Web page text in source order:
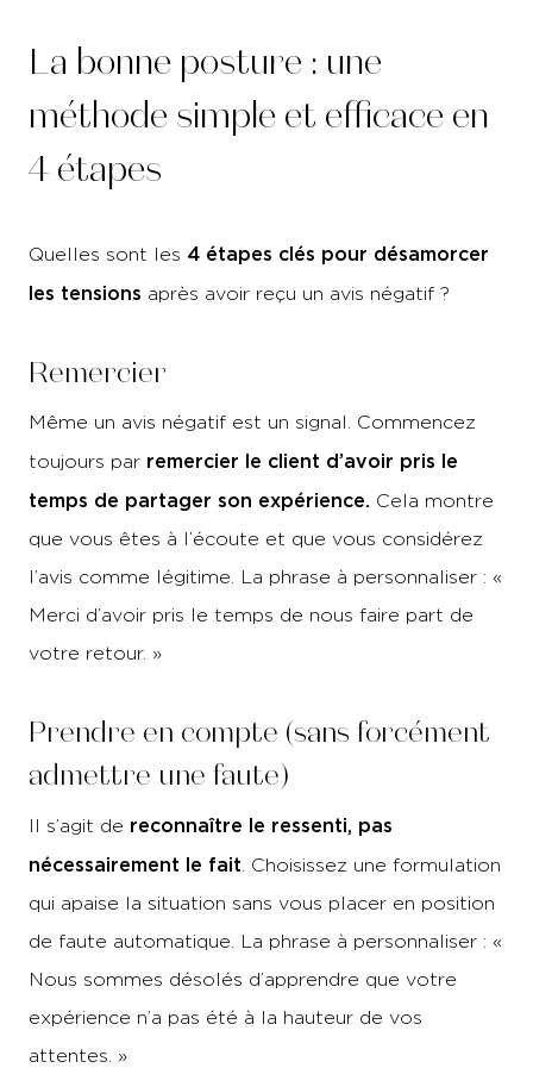
La bonne posture : une
méthode simple et efficace en
4 étapes
Quelles sont les 4 étapes clés pour désamorcer
les tensions après avoir reçu un avis négatif ?
Remercier
Même un avis négatif est un signal. Commencez
toujours par remercier le client d’avoir pris le
temps de partager son expérience. Cela montre
que vous êtes à l’écoute et que vous considérez
l’avis comme légitime. La phrase à personnaliser : «
Merci d’avoir pris le temps de nous faire part de
votre retour. »
Prendre en compte (sans forcément
admettre une faute)
Il s’agit de reconnaître le ressenti, pas
nécessairement le fait . Choisissez une formulation
qui apaise la situation sans vous placer en position
de faute automatique. La phrase à personnaliser : «
Nous sommes désolés d’apprendre que votre
expérience n’a pas été à la hauteur de vos
attentes. »